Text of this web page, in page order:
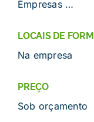
Empresas …
LOCAIS DE
Na empresa
PREÇO
Sob orçamento